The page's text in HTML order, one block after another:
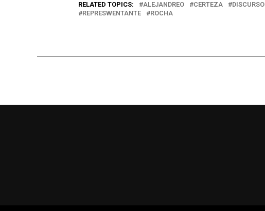
RELATED TOPICS: ALEJANDREO CERTEZA DISCURSO
REPRESWENTANTE
ROCHA